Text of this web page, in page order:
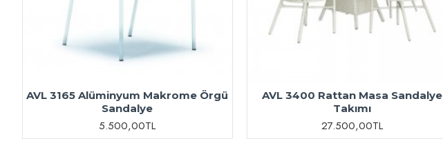
AVL 3165 Alüminyum Makrome Örgü
Sandalye
5.500,00TL
AVL 3400 Rattan Masa Sandalye
Takımı
27.500,00TL